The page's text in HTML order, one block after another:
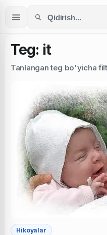
Teg: it
Tanlangan teg bo'yicha
Hikoyalar